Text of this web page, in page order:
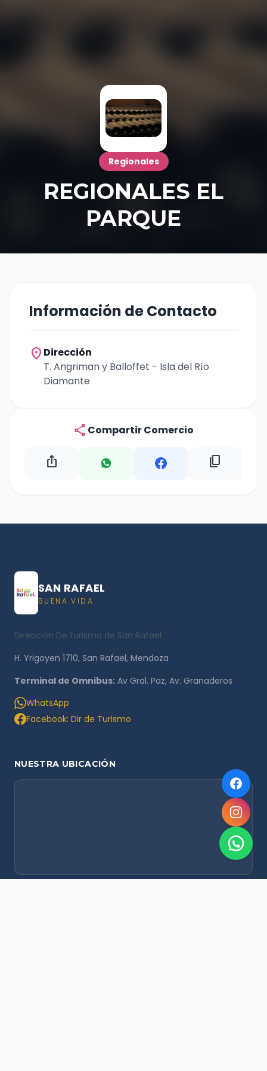
Regionales
REGIONALES EL
PARQUE
Información de Contacto
location_on Dirección
T. Angriman y Balloffet - Isla del Río
Diamante
share Compartir Comercio
ios_share content_copy
SAN RAFAEL
BUENA VIDA
Dirección De turismo de San Rafael
H. Yrigoyen 1710, San Rafael, Mendoza
Terminal de Omnibus: Av Gral. Paz, Av. Granaderos
WhatsApp
Facebook: Dir de Turismo
NUESTRA UBICACIÓN